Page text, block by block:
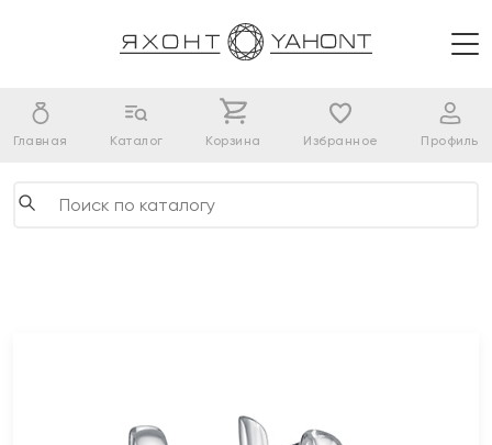
Главная Каталог Корзина Избранное Профиль